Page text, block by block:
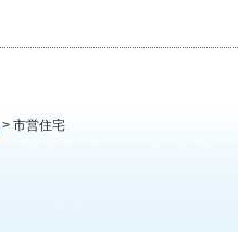
> 市営住宅